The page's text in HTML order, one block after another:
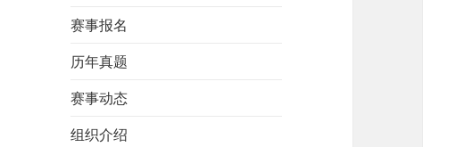
赛事报名
历年真题
赛事动态
组织介绍